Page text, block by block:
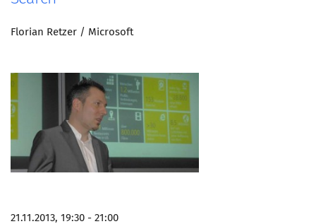
Florian Retzer / Microsoft
21.11.2013, 19:30 - 21:00